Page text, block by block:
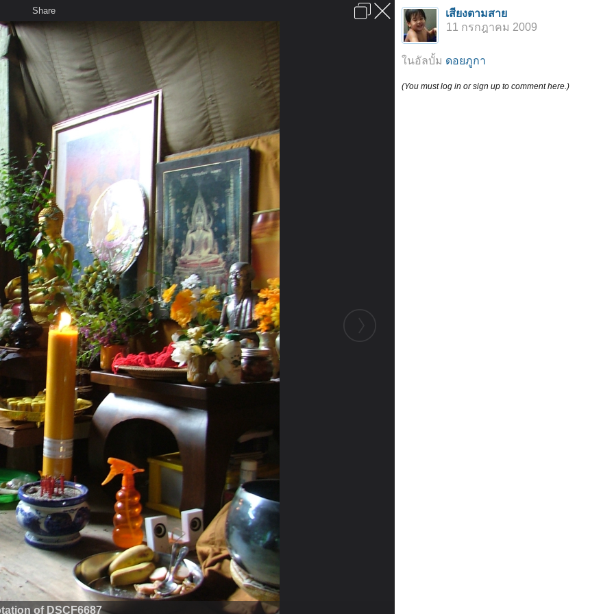
เข้าสู่ระบบหรือลงทะเบียน
ก
เสียงธรรม สมาชิก ห้องสนทนา
ลงโฆษณา ติดต่อเรา ช่วยเหลือ หน้าหลัก
Share
of DSCF6687
เสียงตามสาย
11 กรกฎาคม 2009
ในอัลบั้ม ดอยภูกา
(You must log in or sign up to comment here.)